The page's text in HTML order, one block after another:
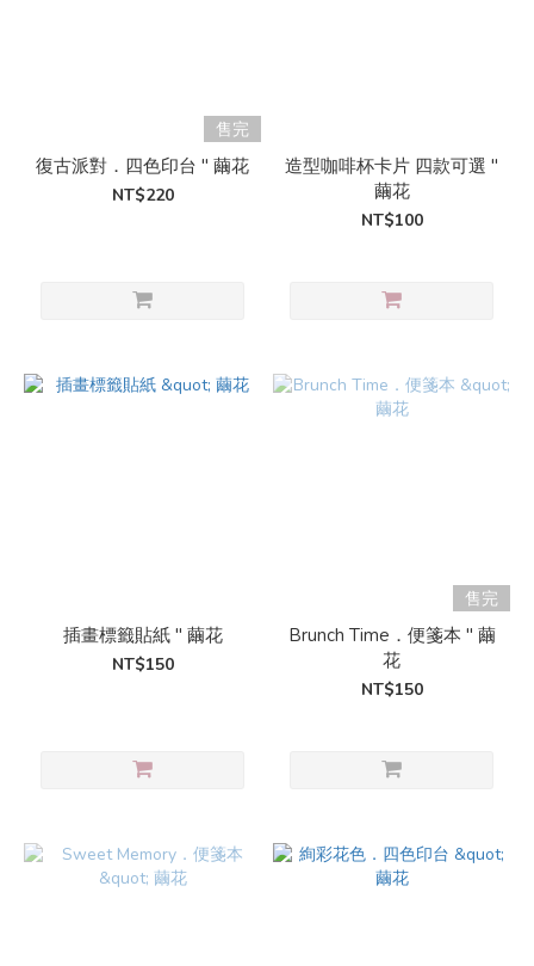
售完
復古派對．四色印台 " 繭花
NT$220
造型咖啡杯卡片 四款可選 "
繭花
NT$100
插畫標籤貼紙 " 繭花
NT$150
售完
Brunch Time．便箋本 " 繭
花
NT$150